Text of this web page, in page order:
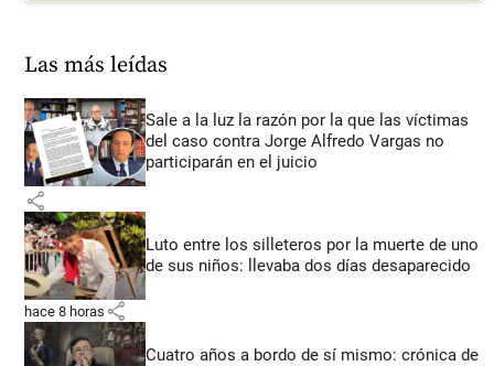
Las más leídas
Sale a la luz la razón por la que las víctimas
del caso contra Jorge Alfredo Vargas no
participarán en el juicio
share
Luto entre los silleteros por la muerte de uno
de sus niños: llevaba dos días desaparecido
hace 8 horas share
Cuatro años a bordo de sí mismo: crónica de